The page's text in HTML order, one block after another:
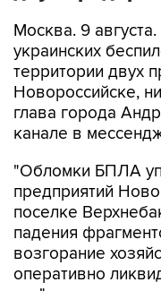
Москва. 9
украинских
территории двух
Новороссийске,
глава города
канале в
"Обломки БПЛА
предприятий
поселке
падения
возгорание
оперативно